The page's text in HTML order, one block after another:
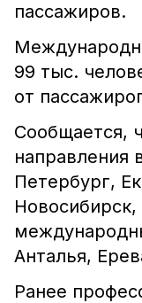
пассажиров.
99 тыс.
от
Сообщается,
направления
Петербург,
Анталья,
Ранее